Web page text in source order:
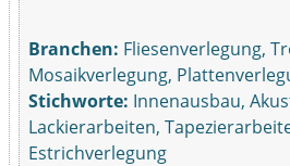
Branchen: Fliesenverlegung,
Mosaikverlegung,
Stichworte: Innenausbau,
Lackierarbeiten,
Estrichverlegung